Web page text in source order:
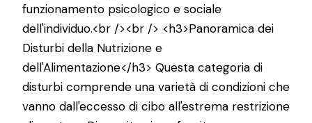
funzionamento psicologico e sociale
dell'individuo.<br /><br /> <h3>Panoramica dei
Disturbi della Nutrizione e
dell'Alimentazione</h3> Questa categoria di
disturbi comprende una varietà di condizioni che
vanno dall'eccesso di cibo all'estrema restrizione